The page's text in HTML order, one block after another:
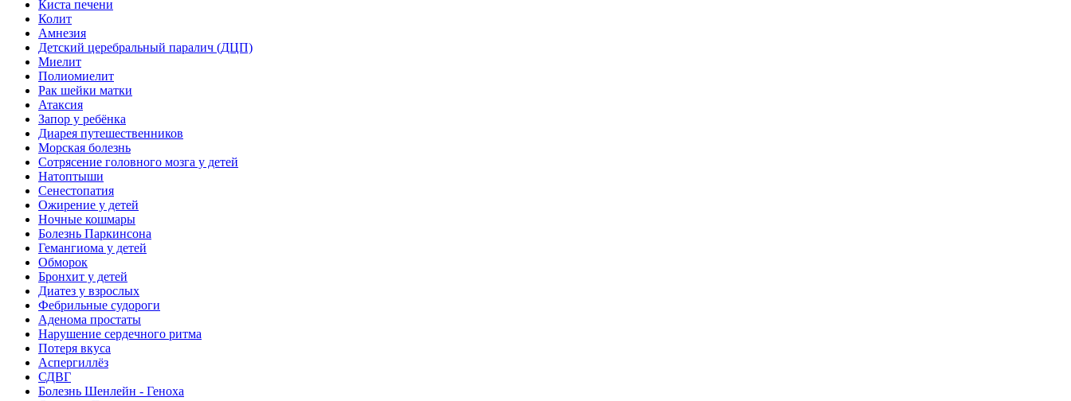
Киста печени
Колит
Амнезия
Детский церебральный паралич (ДЦП)
Миелит
Полиомиелит
Рак шейки матки
Атаксия
Запор у ребёнка
Диарея путешественников
Морская болезнь
Сотрясение головного мозга у детей
Натоптыши
Сенестопатия
Ожирение у детей
Ночные кошмары
Болезнь Паркинсона
Гемангиома у детей
Обморок
Бронхит у детей
Диатез у взрослых
Фебрильные судороги
Аденома простаты
Нарушение сердечного ритма
Потеря вкуса
Аспергиллёз
СДВГ
Болезнь Шенлейн - Геноха